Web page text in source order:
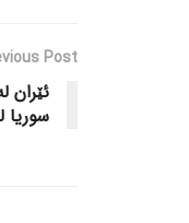
Post
ئێران
سوریا